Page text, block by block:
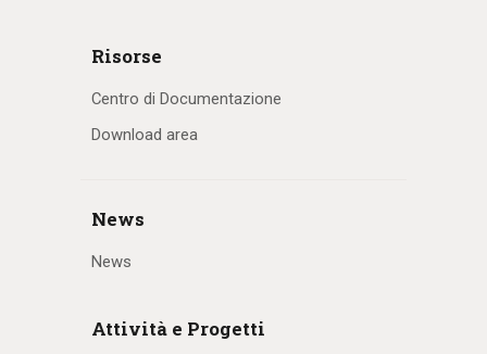
Risorse
Centro di Documentazione
Download area
News
News
Attività e Progetti